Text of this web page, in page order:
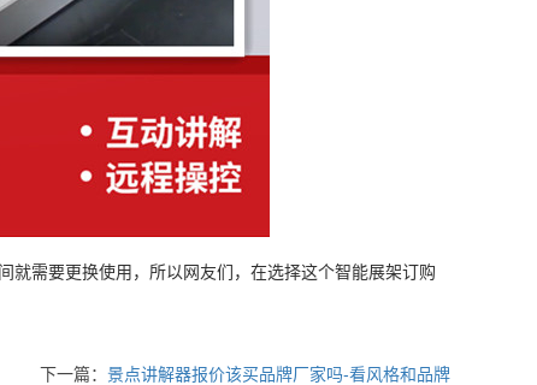
需要更换使用，所以网友们，在选择这个智能展架订购
下一篇： 景点讲解器报价该买品牌厂家吗-看风格和品牌